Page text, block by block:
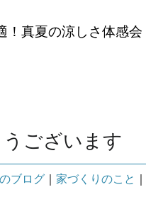
！真夏の涼しさ体感会
ございます
ブログ 家づくりのこと